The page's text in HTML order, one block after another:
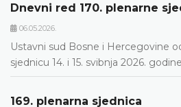
Dnevni red 170. plenarne
06.05.2026.
Ustavni sud Bosne i Hercegovine
sjednicu 14. i 15. svibnja 2026. godine
169. plenarna sjednica